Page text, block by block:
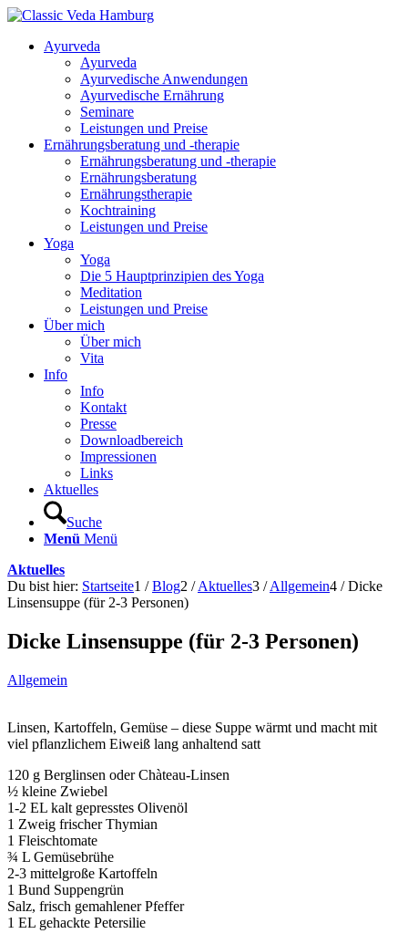
Ayurveda
Ayurveda
Ayurvedische Anwendungen
Ayurvedische Ernährung
Seminare
Leistungen und Preise
Ernährungsberatung und -therapie
Ernährungsberatung und -therapie
Ernährungsberatung
Ernährungstherapie
Kochtraining
Leistungen und Preise
Yoga
Yoga
Die 5 Hauptprinzipien des Yoga
Meditation
Leistungen und Preise
Über mich
Über mich
Vita
Info
Info
Kontakt
Presse
Downloadbereich
Impressionen
Links
Aktuelles
Suche
Menü Menü
Aktuelles
Du bist hier: Startseite1 / Blog2 / Aktuelles3 / Allgemein4 / Dicke
Linsensuppe (für 2-3 Personen)
Dicke Linsensuppe (für 2-3 Personen)
Allgemein
Linsen, Kartoffeln, Gemüse – diese Suppe wärmt und macht mit
viel pflanzlichem Eiweiß lang anhaltend satt
120 g Berglinsen oder Chàteau-Linsen
½ kleine Zwiebel
1-2 EL kalt gepresstes Olivenöl
1 Zweig frischer Thymian
1 Fleischtomate
¾ L Gemüsebrühe
2-3 mittelgroße Kartoffeln
1 Bund Suppengrün
Salz, frisch gemahlener Pfeffer
1 EL gehackte Petersilie